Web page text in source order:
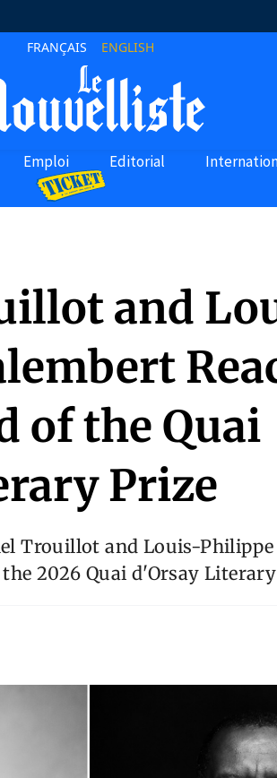
FRANÇAIS ENGLISH
Emploi Editorial
and
of the Quai
Prize
Trouillot and Louis-Philippe
2026 Quai d'Orsay